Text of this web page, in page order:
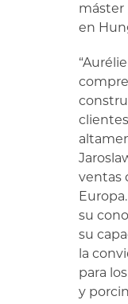
máster
en
ventas
su
su
la
para
y